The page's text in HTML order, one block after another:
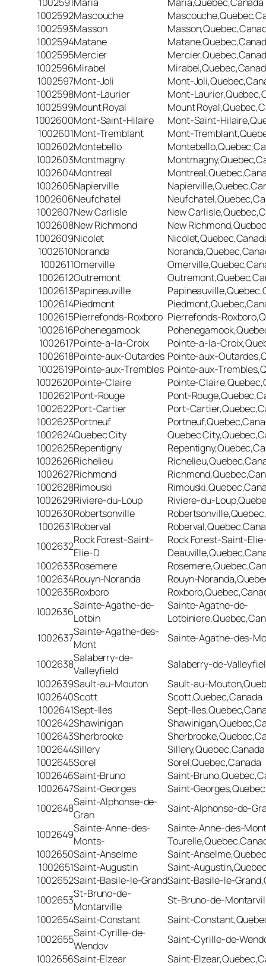
1002592Mascouche
1002593Masson
1002594Matane
1002595Mercier
1002596Mirabel
1002597Mont-Joli
Mont-
1002598Mont-Laurier
Mont-
1002599Mount Royal
Mount
1002600Mont-Saint-Hilaire
Mont-Saint-
1002601Mont-Tremblant
Mont-
1002602Montebello
1002603Montmagny
1002604Montreal
1002605Napierville
1002606Neufchatel
1002607New Carlisle
New
1002608New Richmond
New
1002609Nicolet
1002610Noranda
1002611Omerville
1002612Outremont
1002613Papineauville
1002614Piedmont
1002615Pierrefonds-Roxboro Pierrefonds-
1002616Pohenegamook
1002617Pointe-a-la-Croix
Pointe-a-la-
1002618Pointe-aux-Outardes Pointe-aux-
1002619Pointe-aux-Trembles Pointe-aux-
1002620Pointe-Claire
Pointe-
1002621Pont-Rouge
Pont-
1002622Port-Cartier
Port-
1002623Portneuf
1002624Quebec City
Quebec
1002625Repentigny
1002626Richelieu
1002627Richmond
1002628Rimouski
1002629Riviere-du-Loup
Riviere-du-
1002630Robertsonville
1002631Roberval
1002632Rock Forest-Saint-
Elie-D
Rock Forest-Saint-
1002633Rosemere
1002634Rouyn-Noranda
Rouyn-
1002635Roxboro
1002636Sainte-Agathe-de-
Lotbin
Sainte-Agathe-de-
1002637Sainte-Agathe-des-
Mont
Sainte-Agathe-des-
1002638Salaberry-de-
Valleyfield
Salaberry-de-
1002639Sault-au-Mouton
Sault-au-
1002640Scott
Scott,Quebec,Canada
1002641Sept-Iles
Sept-
1002642Shawinigan
1002643Sherbrooke
1002644Sillery
Sillery,Quebec,Canada
1002645Sorel
Sorel,Quebec,Canada
1002646Saint-Bruno
Saint-
1002647Saint-Georges
Saint-
1002648Saint-Alphonse-de-
Gran
Saint-Alphonse-de-
1002649Sainte-Anne-des-
Monts-
Sainte-Anne-des-
1002650Saint-Anselme
Saint-
1002651Saint-Augustin
Saint-
1002652Saint-Basile-le-GrandSaint-Basile-le-
1002653St-Bruno-de-
Montarville
St-Bruno-de-
1002654Saint-Constant
Saint-
1002655Saint-Cyrille-de-
Wendov
Saint-Cyrille-de-
1002656Saint-Elzear
Saint-